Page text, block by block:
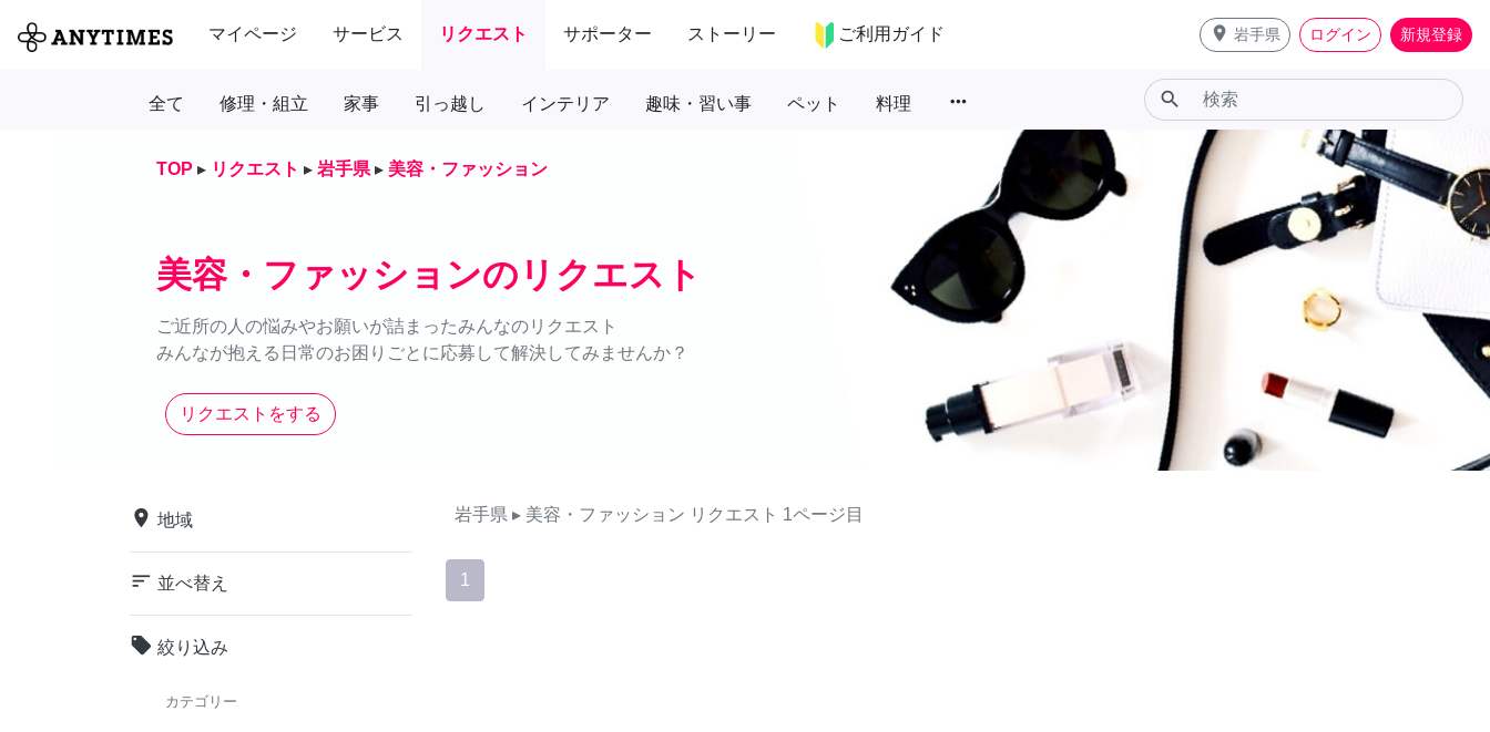
マイページ サービス リクエスト サポーター ストーリー ご利用ガイド place 岩手県 ログイン 新規登録
全て 修理・組立 家事 引っ越し インテリア 趣味・習い事 ペット 料理 more_horiz search
TOP ▸ リクエスト ▸ 岩手県 ▸ 美容・ファッション
美容・ファッションのリクエスト
ご近所の人の悩みやお願いが詰まったみんなのリクエスト
みんなが抱える日常のお困りごとに応募して解決してみませんか？
リクエストをする
place 地域
sort 並べ替え
local_offer 絞り込み
カテゴリー
岩手県 ▸ 美容・ファッション リクエスト 1ページ目
1